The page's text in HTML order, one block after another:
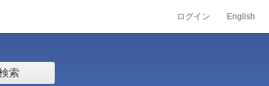
ログイン English
索